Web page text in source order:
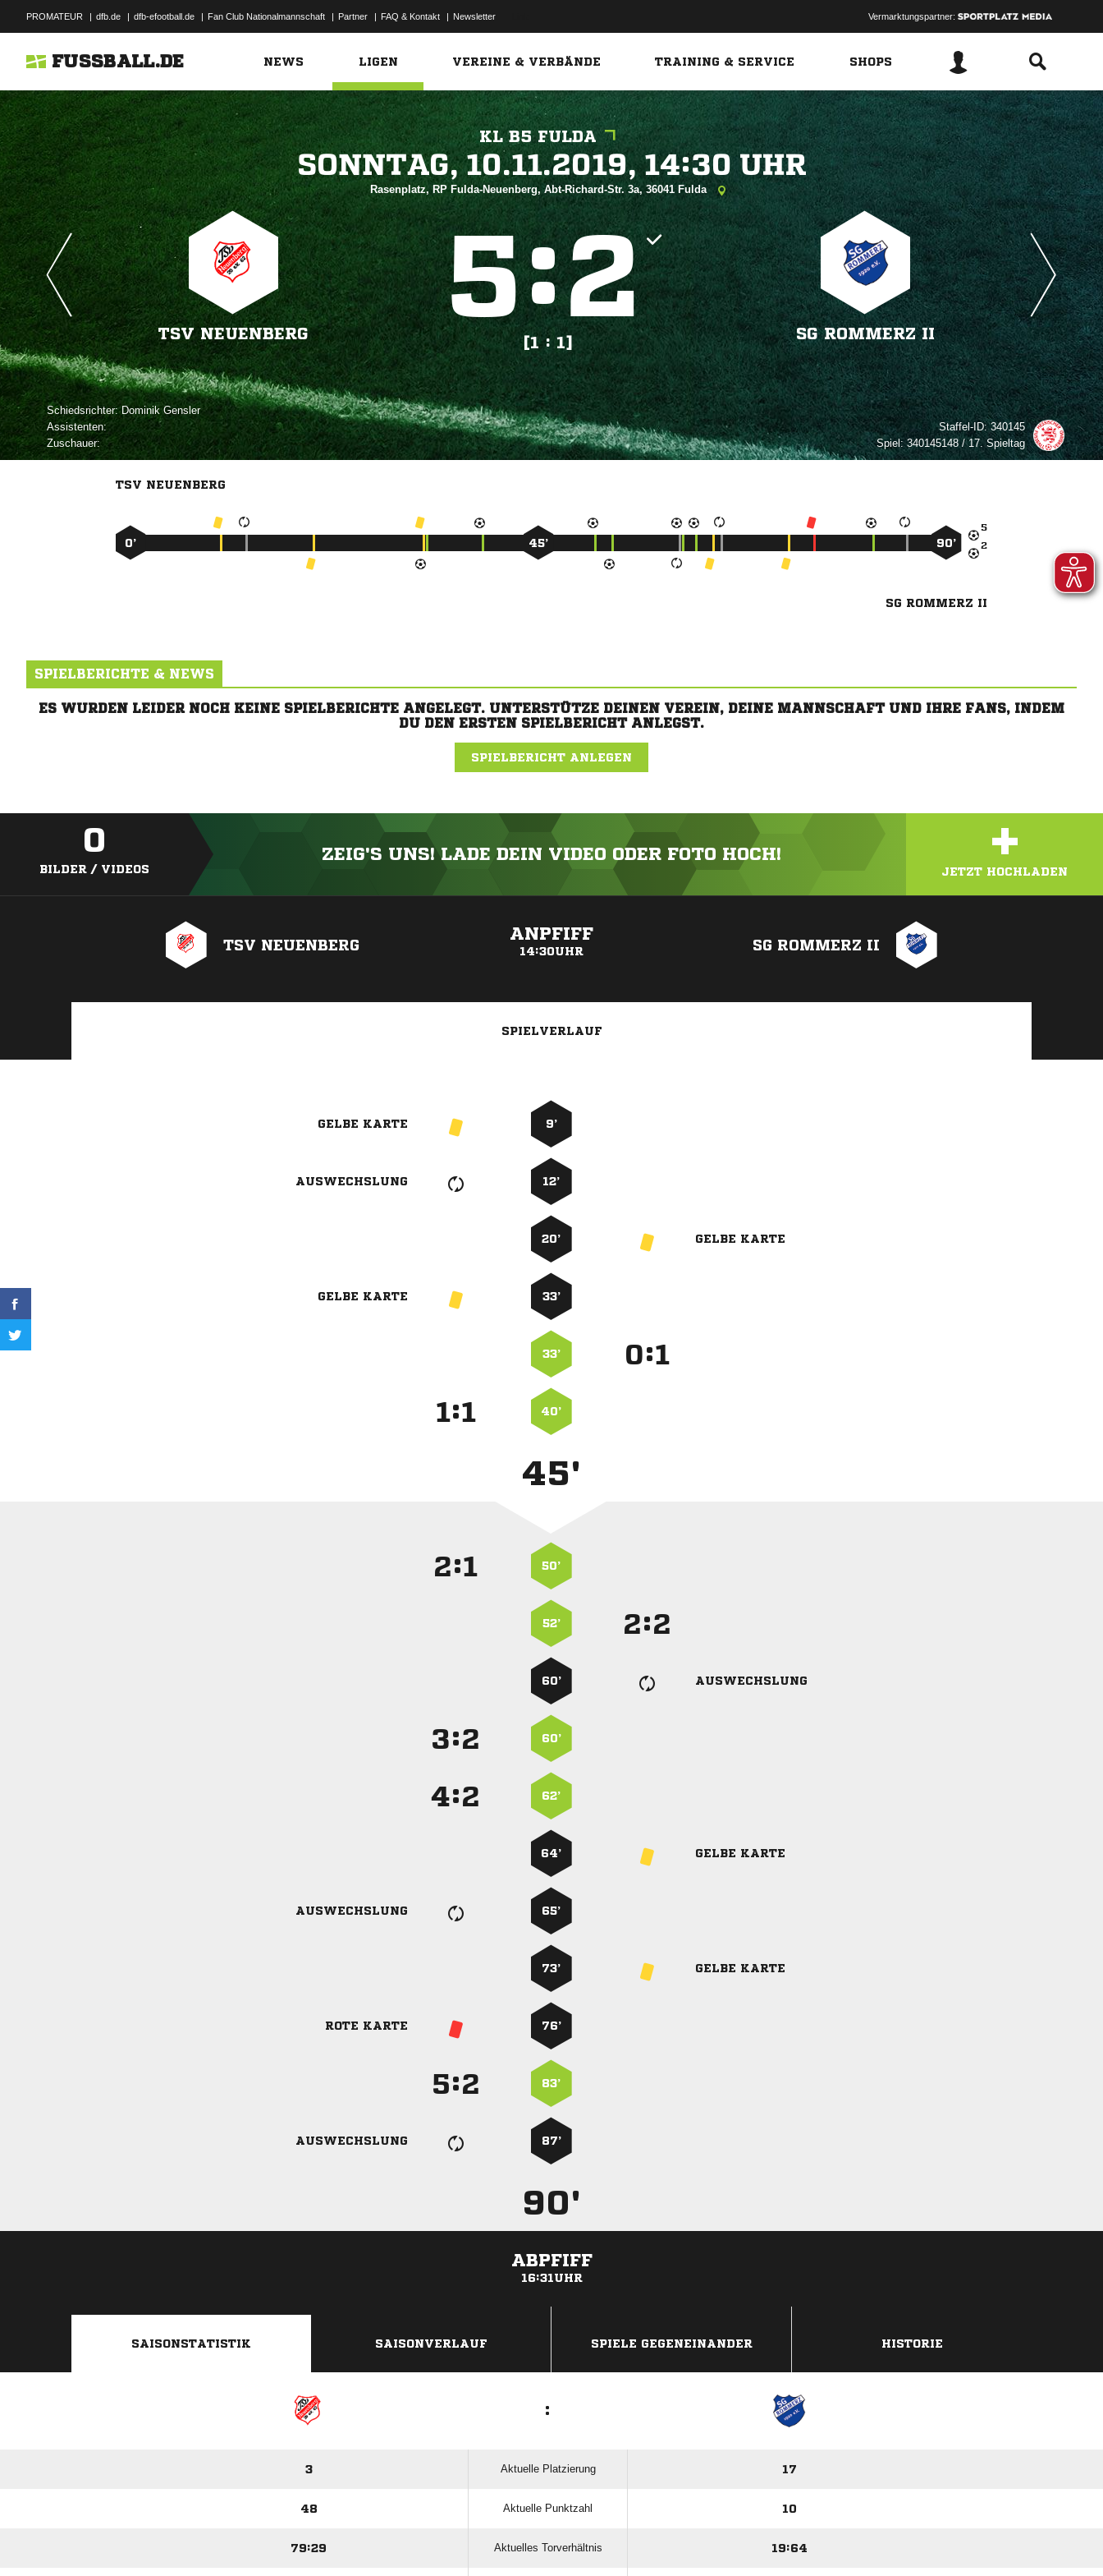
PROMATEUR | dfb.de | dfb-efootball.de | Fan Club Nationalmannschaft | Partner | FAQ & Kontakt | Newsletter Vermarktungspartner:
FUSSBALL.DE NEWS LIGEN VEREINE & VERBÄNDE TRAINING & SERVICE SHOPS
KL B5 FULDA
   
Rasenplatz, RP Fulda-Neuenberg, Abt-Richard-Str. 3a, 36041 Fulda
TSV NEUENBERG
:
[1 : 1]
SG ROMMERZ II
Schiedsrichter: 
Assistenten:
Zuschauer:
Staffel-ID:340145
Spiel:340145148 / 17. Spieltag
TSV NEUENBERG


0’ 45’ 90’
SG ROMMERZ II
SPIELBERICHTE & NEWS
ES WURDEN LEIDER NOCH KEINE SPIELBERICHTE ANGELEGT. UNTERSTÜTZE DEINEN VEREIN, DEINE MANNSCHAFT UND IHRE FANS, INDEM
DU DEN ERSTEN SPIELBERICHT ANLEGST.
SPIELBERICHT ANLEGEN
0
BILDER / VIDEOS
ZEIG'S UNS! LADE DEIN VIDEO ODER FOTO HOCH! +
JETZT HOCHLADEN
TSV NEUENBERG
ANPFIFF
14:30UHR SG ROMMERZ II
SPIELVERLAUF
GELBE KARTE 9’
AUSWECHSLUNG 12’
20’ GELBE KARTE
GELBE KARTE 33’
33’ :
: 40’
45'
: 50’
52’ :
60’ AUSWECHSLUNG
: 60’
: 62’
64’ GELBE KARTE
AUSWECHSLUNG 65’
73’ GELBE KARTE
ROTE KARTE 76’
: 83’
AUSWECHSLUNG 87’
90'
ABPFIFF
16:31UHR
SAISONSTATISTIK SAISONVERLAUF SPIELE GEGENEINANDER HISTORIE
:
3 Aktuelle Platzierung 17
48 Aktuelle Punktzahl 10
79:29 Aktuelles Torverhältnis 19:64